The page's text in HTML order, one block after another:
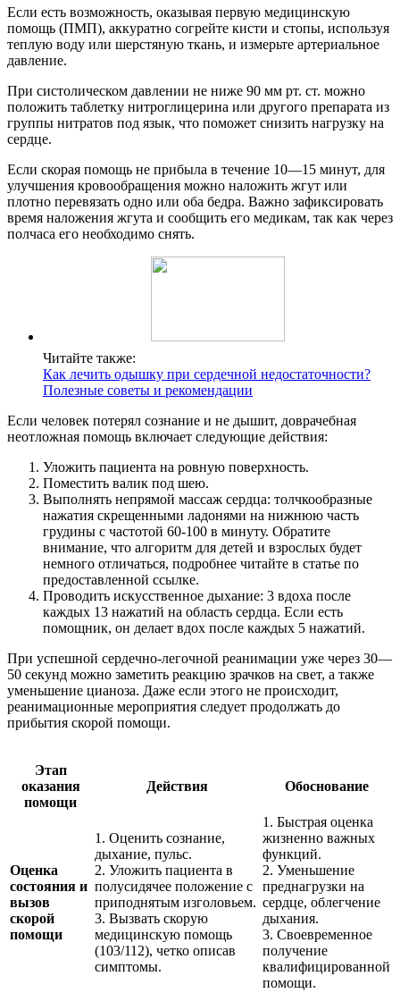
Если есть возможность, оказывая первую медицинскую
помощь (ПМП), аккуратно согрейте кисти и стопы, используя
теплую воду или шерстяную ткань, и измерьте артериальное
давление.
При систолическом давлении не ниже 90 мм рт. ст. можно
положить таблетку нитроглицерина или другого препарата из
группы нитратов под язык, что поможет снизить нагрузку на
сердце.
Если скорая помощь не прибыла в течение 10—15 минут, для
улучшения кровообращения можно наложить жгут или
плотно перевязать одно или оба бедра. Важно зафиксировать
время наложения жгута и сообщить его медикам, так как через
полчаса его необходимо снять.
Читайте также:
Как лечить одышку при сердечной недостаточности?
Полезные советы и рекомендации
Если человек потерял сознание и не дышит, доврачебная
неотложная помощь включает следующие действия:
Уложить пациента на ровную поверхность.
Поместить валик под шею.
Выполнять непрямой массаж сердца: толчкообразные
нажатия скрещенными ладонями на нижнюю часть
грудины с частотой 60-100 в минуту. Обратите
внимание, что алгоритм для детей и взрослых будет
немного отличаться, подробнее читайте в статье по
предоставленной ссылке.
Проводить искусственное дыхание: 3 вдоха после
каждых 13 нажатий на область сердца. Если есть
помощник, он делает вдох после каждых 5 нажатий.
При успешной сердечно-легочной реанимации уже через 30—
50 секунд можно заметить реакцию зрачков на свет, а также
уменьшение цианоза. Даже если этого не происходит,
реанимационные мероприятия следует продолжать до
прибытия скорой помощи.
Этап
оказания
помощи
Действия Обоснование
Оценка
состояния и
вызов
скорой
помощи
1. Оценить сознание,
дыхание, пульс.
2. Уложить пациента в
полусидячее положение с
приподнятым изголовьем.
3. Вызвать скорую
медицинскую помощь
(103/112), четко описав
симптомы.
1. Быстрая оценка
жизненно важных
функций.
2. Уменьшение
преднагрузки на
сердце, облегчение
дыхания.
3. Своевременное
получение
квалифицированной
помощи.